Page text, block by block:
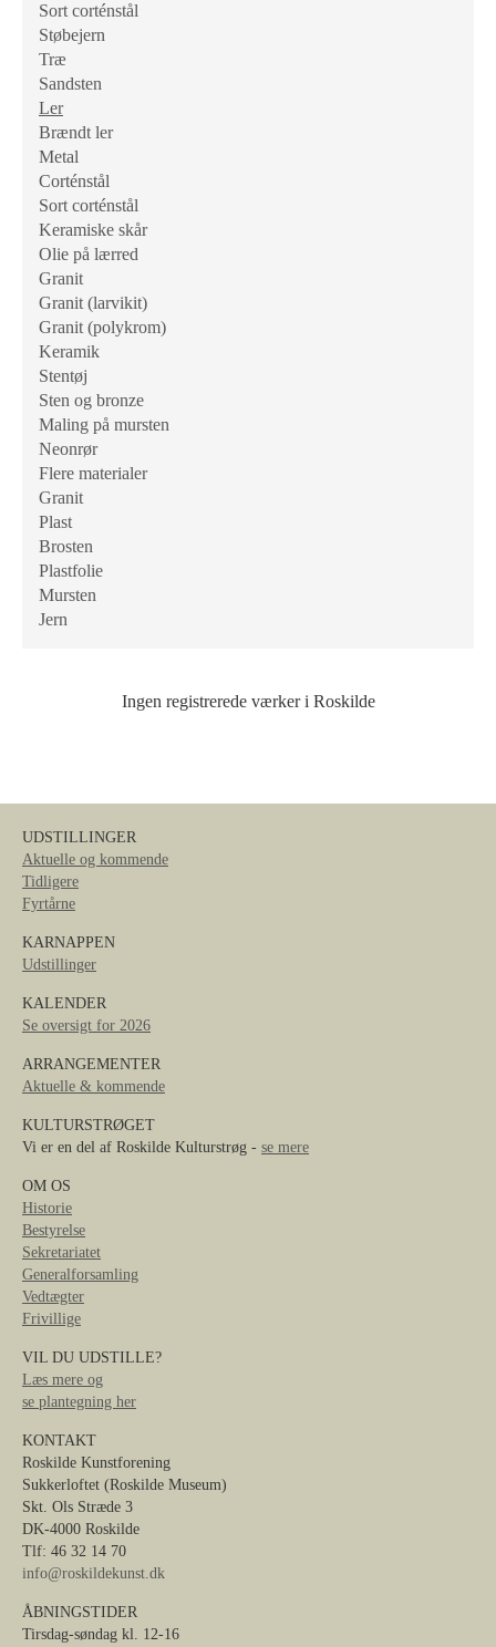
Sort corténstål
Støbejern
Træ
Sandsten
Ler
Brændt ler
Metal
Corténstål
Sort corténstål
Keramiske skår
Olie på lærred
Granit
Granit (larvikit)
Granit (polykrom)
Keramik
Stentøj
Sten og bronze
Maling på mursten
Neonrør
Flere materialer
Granit
Plast
Brosten
Plastfolie
Mursten
Jern
Ingen registrerede værker i Roskilde
UDSTILLINGER
Aktuelle og kommende
Tidligere
Fyrtårne
KARNAPPEN
Udstillinger
KALENDER
Se oversigt for 2026
ARRANGEMENTER
Aktuelle & kommende
KULTURSTRØGET
Vi er en del af Roskilde Kulturstrøg - se mere
OM OS
Historie
Bestyrelse
Sekretariatet
Generalforsamling
Vedtægter
Frivillige
VIL DU UDSTILLE?
Læs mere og
se plantegning her
KONTAKT
Roskilde Kunstforening
Sukkerloftet (Roskilde Museum)
Skt. Ols Stræde 3
DK-4000 Roskilde
Tlf: 46 32 14 70
info@roskildekunst.dk
ÅBNINGSTIDER
Tirsdag-søndag kl. 12-16